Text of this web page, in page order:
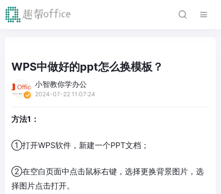
WPS中做好的ppt怎么换模板？
小智教你学办公
2024-07-22 11:07:24
方法1：
①打开WPS软件，新建一个PPT文档；
②在空白页面中点击鼠标右键，选择更换背景图片，选
择图片点击打开。